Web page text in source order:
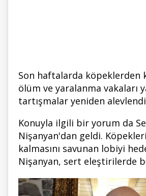
Son haftalarda köpeklerden
ölüm ve yaralanma vakaları
tartışmalar yeniden
Konuyla ilgili bir yorum da
Nişanyan'dan geldi.
kalmasını savunan lobiyi
Nişanyan, sert eleştirilerde